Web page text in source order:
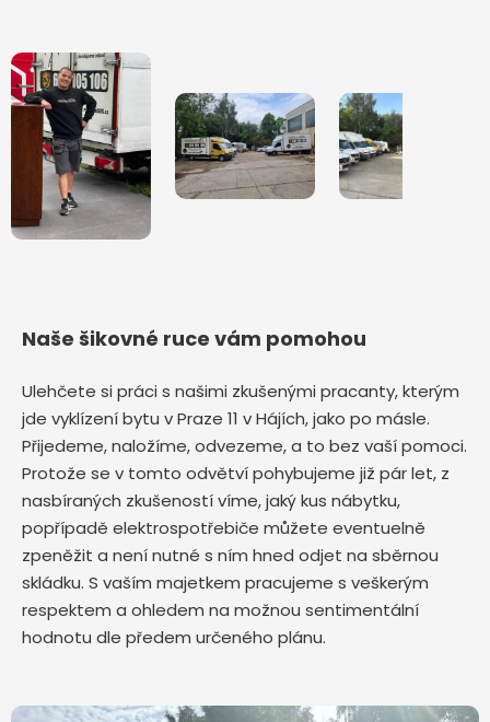
Naše šikovné ruce vám pomohou
Ulehčete si práci s našimi zkušenými pracanty, kterým
jde vyklízení bytu v Praze 11 v Hájích,jako po másle.
Přijedeme, naložíme, odvezeme, a to bez vaší pomoci.
Protože se v tomto odvětví pohybujeme již pár let, z
nasbíraných zkušeností víme, jaký kus nábytku,
popřípadě elektrospotřebiče můžete eventuelně
zpeněžit a není nutné s ním hned odjet na sběrnou
skládku. S vaším majetkem pracujeme s veškerým
respektem a ohledem na možnou sentimentální
hodnotu dle předem určeného plánu.